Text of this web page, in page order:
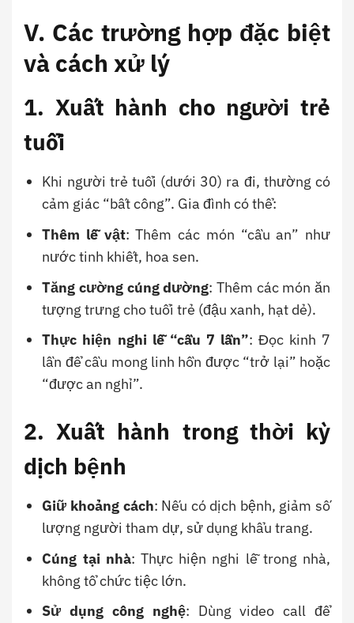
V. Các trường hợp đặc biệt
và cách xử lý
1. Xuất hành cho người trẻ
tuổi
Khi người trẻ tuổi (dưới 30) ra đi, thường có
cảm giác “bất công”. Gia đình có thể:
Thêm lễ vật: Thêm các món “cầu an” như
nước tinh khiết, hoa sen.
Tăng cường cúng dường: Thêm các món ăn
tượng trưng cho tuổi trẻ (đậu xanh, hạt dẻ).
Thực hiện nghi lễ “cầu 7 lần”: Đọc kinh 7
lần để cầu mong linh hồn được “trở lại” hoặc
“được an nghỉ”.
2. Xuất hành trong thời kỳ
dịch bệnh
Giữ khoảng cách: Nếu có dịch bệnh, giảm số
lượng người tham dự, sử dụng khẩu trang.
Cúng tại nhà: Thực hiện nghi lễ trong nhà,
không tổ chức tiệc lớn.
Sử dụng công nghệ: Dùng video call để